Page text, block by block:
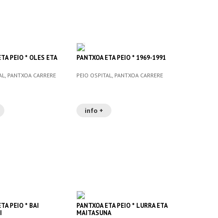
PEIO * OLES ETA
PANTXOA CARRERE
PANTXOA ETA PEIO * 1969-1991
PEIO OSPITAL, PANTXOA CARRERE
info +
PEIO * BAI
PANTXOA ETA PEIO * LURRA ETA
MAITASUNA